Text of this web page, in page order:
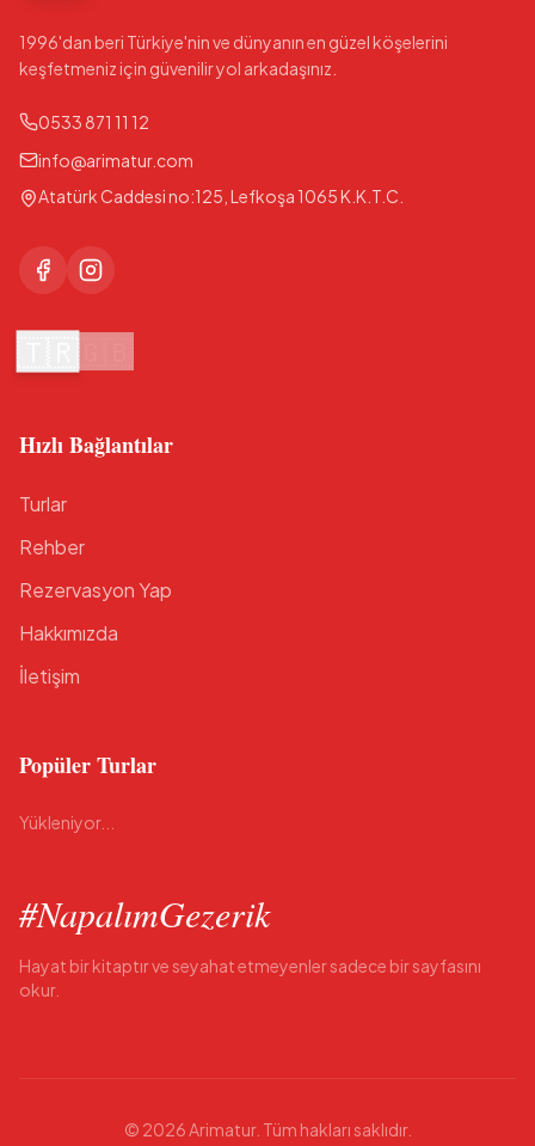
1996'dan beri Türkiye'nin ve dünyanın en güzel köşelerini
keşfetmeniz için güvenilir yol arkadaşınız.
0533 871 11 12
info@arimatur.com
Atatürk Caddesi no:125, Lefkoşa 1065 K.K.T.C.
🇹🇷🇬🇧
Hızlı Bağlantılar
Turlar
Rehber
Rezervasyon Yap
Hakkımızda
İletişim
Popüler Turlar
Yükleniyor...
#NapalımGezerik
Hayat bir kitaptır ve seyahat etmeyenler sadece bir sayfasını
okur.
© 2026Arimatur. Tüm hakları saklıdır.